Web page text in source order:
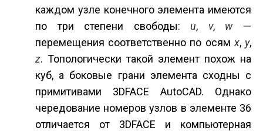
каждом узле конечного элемента имеются
по три степени свободы:u, v, w—
перемещения соответственно по осям x, y,
z. Топологически такой элемент похож на
куб, а боковые грани элемента сходны с
примитивами 3DFACE AutoCAD. Однако
чередование номеров узлов в элементе 36
отличается от 3DFACE и компьютерная